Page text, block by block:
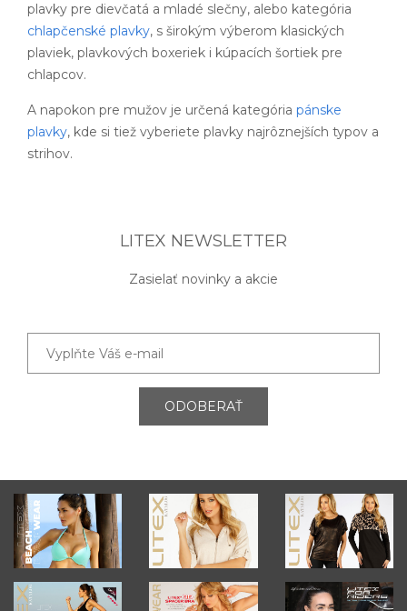
plavky pre dievčatá a mladé slečny, alebo kategória
chlapčenské plavky, s širokým výberom klasických
plaviek, plavkových boxeriek i kúpacích šortiek pre
chlapcov.
A napokon pre mužov je určená kategória pánske
plavky, kde si tiež vyberiete plavky najrôznejších typov a
strihov.
LITEX NEWSLETTER
Zasielať novinky a akcie
ODOBERAŤ